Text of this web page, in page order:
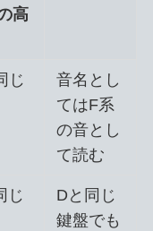
高
じ
音名とし
てはF系
の音とし
て読む
じ
Dと同じ
鍵盤でも